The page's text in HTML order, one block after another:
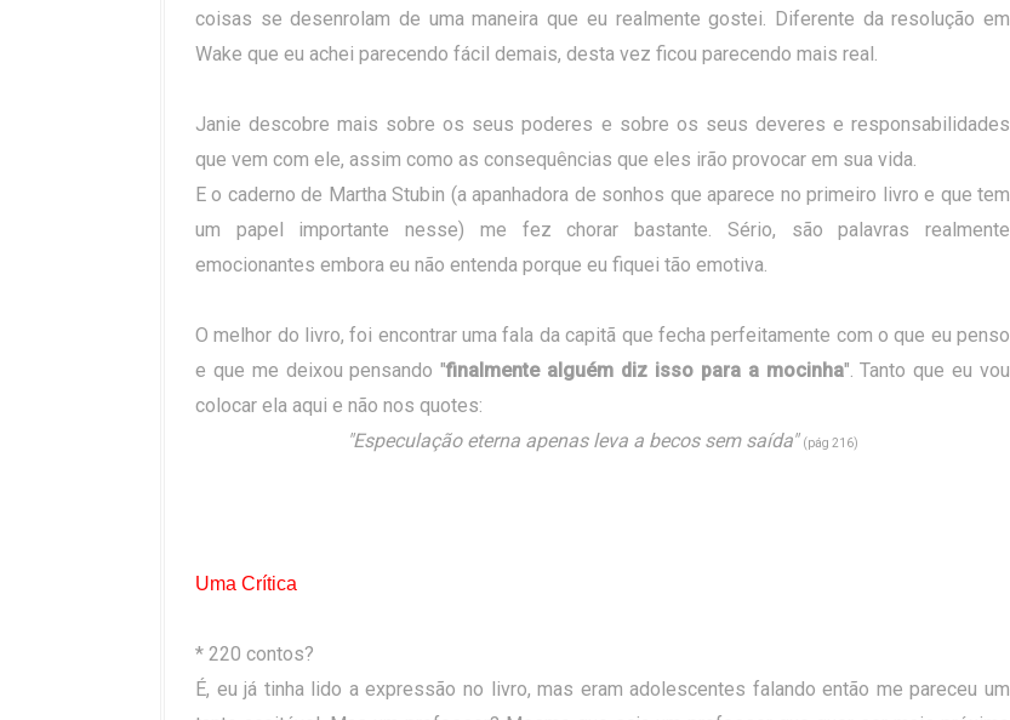
coisas se desenrolam de uma maneira que eu realmente gostei. Diferente da resolução em
Wake que eu achei parecendo fácil demais, desta vez ficou parecendo mais real.
Janie descobre mais sobre os seus poderes e sobre os seus deveres e responsabilidades
que vem com ele, assim como as consequências que eles irão provocar em sua vida.
E o caderno de Martha Stubin (a apanhadora de sonhos que aparece no primeiro livro e que tem
um papel importante nesse) me fez chorar bastante. Sério, são palavras realmente
emocionantes embora eu não entenda porque eu fiquei tão emotiva.
O melhor do livro, foi encontrar uma fala da capitã que fecha perfeitamente com o que eu penso
e que me deixou pensando "finalmente alguém diz isso para a mocinha". Tanto que eu vou
colocar ela aqui e não nos quotes:
"Especulação eterna apenas leva a becos sem saída" (pág 216)
Uma Crítica
* 220 contos?
É, eu já tinha lido a expressão no livro, mas eram adolescentes falando então me pareceu um